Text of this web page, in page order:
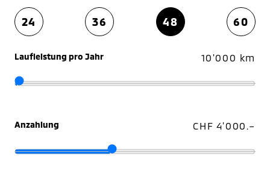
24 36 48 60
Laufleistung pro Jahr 10'000 km
Anzahlung CHF 4'000.–